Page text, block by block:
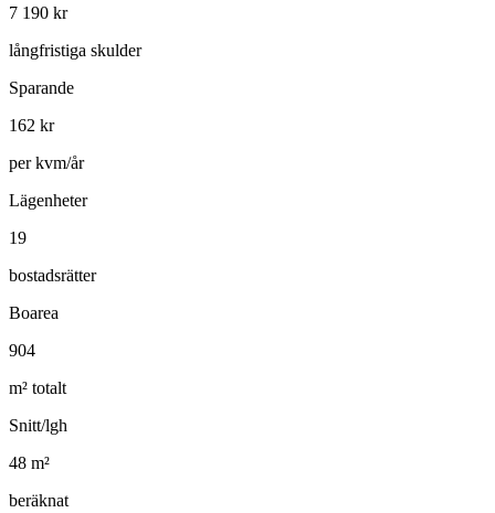
7 190 kr
långfristiga skulder
Sparande
162 kr
per kvm/år
Lägenheter
19
bostadsrätter
Boarea
904
m² totalt
Snitt/lgh
48 m²
beräknat